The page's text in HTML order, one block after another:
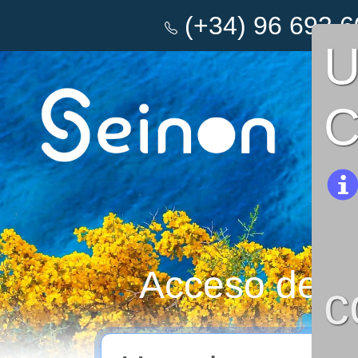
(+34) 96 693
Acceso de